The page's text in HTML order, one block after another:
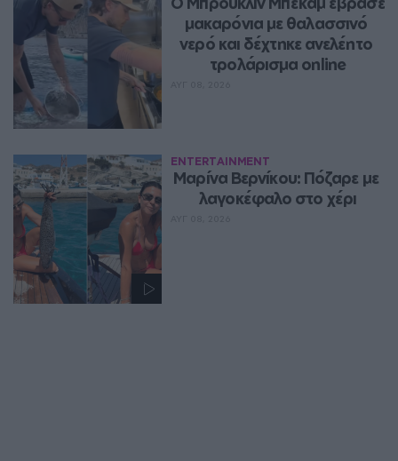
μακαρόνια με θαλασσινό
νερό και δέχτηκε ανελέητο
τρολάρισμα online
ENTERTAINMENT
Μαρίνα Βερνίκου: Πόζαρε με
λαγοκέφαλο στο χέρι